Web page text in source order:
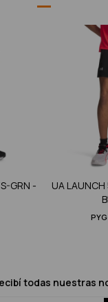
GRN -
UA
PYG
todas nuestras